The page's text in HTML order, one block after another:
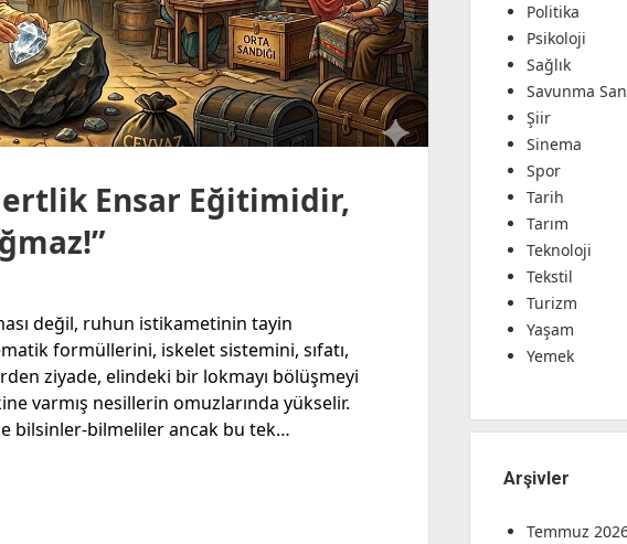
Ensar Eğitimidir,
değil, ruhun istikametinin tayin
formüllerini, iskelet sistemini, sıfatı,
ziyade, elindeki bir lokmayı bölüşmeyi
varmış nesillerin omuzlarında yükselir.
bilsinler-bilmeliler ancak bu tek…
Politika
Psikoloji
Sağlık
Savunma
Şiir
Sinema
Spor
Tarih
Tarım
Teknoloji
Tekstil
Turizm
Yaşam
Yemek
Arşivler
Temmuz